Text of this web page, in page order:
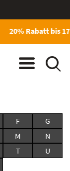
20% Rabatt bis
F
G
M
N
T
U